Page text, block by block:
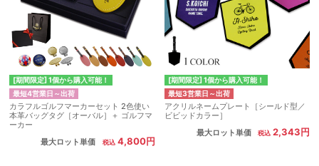
[期間限定] 1個から購入可能！
最短4営業日～出荷
カラフルゴルフマーカーセット 2色使い
本革バッグタグ［オーバル］＋ ゴルフマ
ーカー
最大ロット単価
4,800円
[期間限定] 1個から購入可能！
最短3営業日～出荷
アクリルネームプレート［シールド型／
ビビッドカラー］
最大ロット単価
2,343円